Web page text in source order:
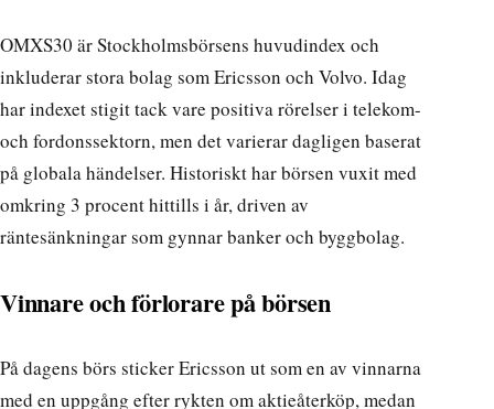
OMXS30 är Stockholmsbörsens huvudindex och
inkluderar stora bolag som Ericsson och Volvo. Idag
har indexet stigit tack vare positiva rörelser i telekom-
och fordonssektorn, men det varierar dagligen baserat
på globala händelser. Historiskt har börsen vuxit med
omkring 3 procent hittills i år, driven av
räntesänkningar som gynnar banker och byggbolag.
Vinnare och förlorare på börsen
På dagens börs sticker Ericsson ut som en av vinnarna
med en uppgång efter rykten om aktieåterköp, medan